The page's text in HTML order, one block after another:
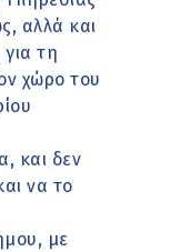
αλλά και
τη
χώρο του
και δεν
να το
με